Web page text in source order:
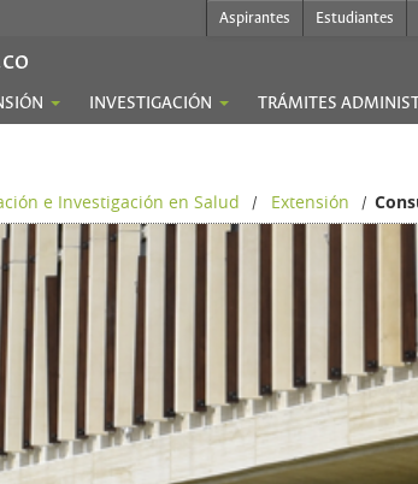
Aspirantes Estudiantes
INVESTIGACIÓN TRÁMITES
e Investigación en Salud / Extensión /